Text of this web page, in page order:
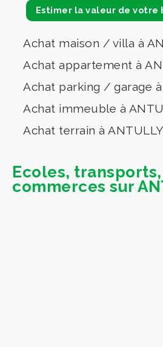
Estimer la valeur de votre
Achat maison / villa à
Achat appartement à
Achat parking / garage
Achat immeuble à
Achat terrain à ANTULLY
Ecoles,
commerces sur